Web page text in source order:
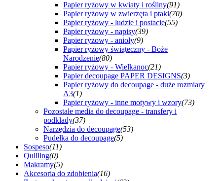
Papier ryżowy w kwiaty i rośliny(91)
Papier ryżowy w zwierzęta i ptaki(70)
Papier ryżowy - ludzie i postacie(55)
Papier ryżowy - napisy(39)
Papier ryżowy - anioły(9)
Papier ryżowy świąteczny - Boże
Narodzenie(80)
Papier ryżowy - Wielkanoc(21)
Papier decoupage PAPER DESIGNS(3)
Papier ryżowy do decoupage - duże rozmiary
A3(1)
Papier ryżowy - inne motywy i wzory(73)
Pozostałe media do decoupage - transfery i
podkłady(37)
Narzędzia do decoupage(53)
Pudełka do decoupage(5)
Sospeso(11)
Quilling(0)
Makramy(5)
Akcesoria do zdobienia(16)